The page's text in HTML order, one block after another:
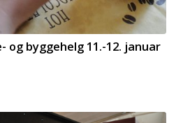
byggehelg 11.-12. januar